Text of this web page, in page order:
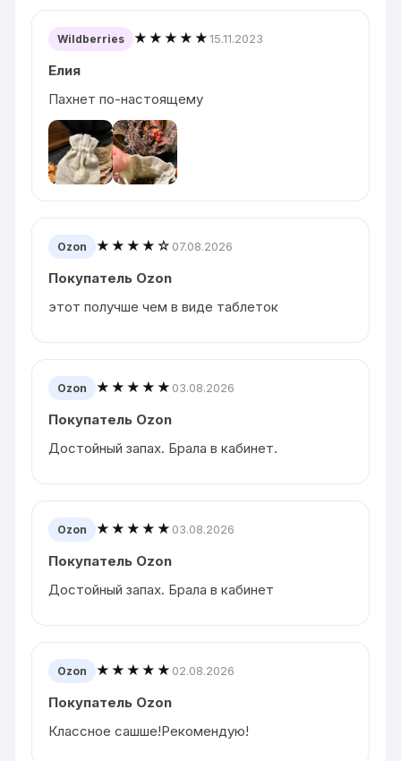
Wildberries ★★★★★15.11.2023
Елия
Пахнет по-настоящему
Ozon ★★★★☆ 07.08.2026
Покупатель Ozon
этот получше чем в виде таблеток
Ozon ★★★★★ 03.08.2026
Покупатель Ozon
Достойный запах. Брала в кабинет.
Ozon ★★★★★ 03.08.2026
Покупатель Ozon
Достойный запах. Брала в кабинет
Ozon ★★★★★ 02.08.2026
Покупатель Ozon
Классное сашше!Рекомендую!